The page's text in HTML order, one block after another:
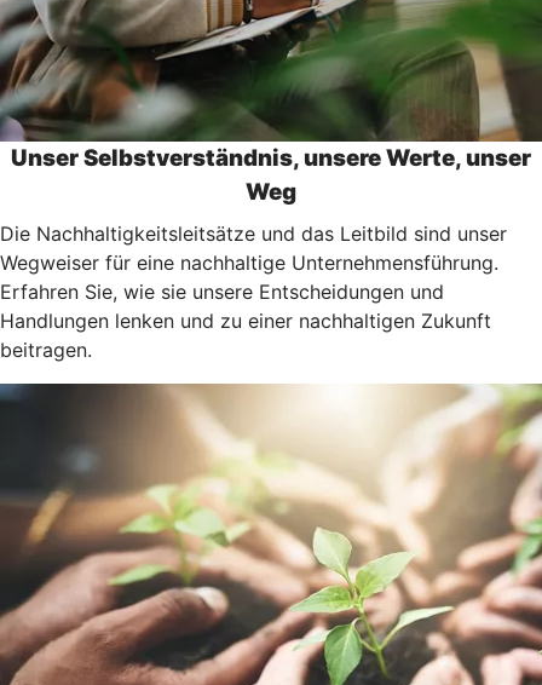
Unser Selbstverständnis, unsere Werte, unser
Weg
Die Nachhaltigkeitsleitsätze und das Leitbild sind unser
Wegweiser für eine nachhaltige Unternehmensführung.
Erfahren Sie, wie sie unsere Entscheidungen und
Handlungen lenken und zu einer nachhaltigen Zukunft
beitragen.